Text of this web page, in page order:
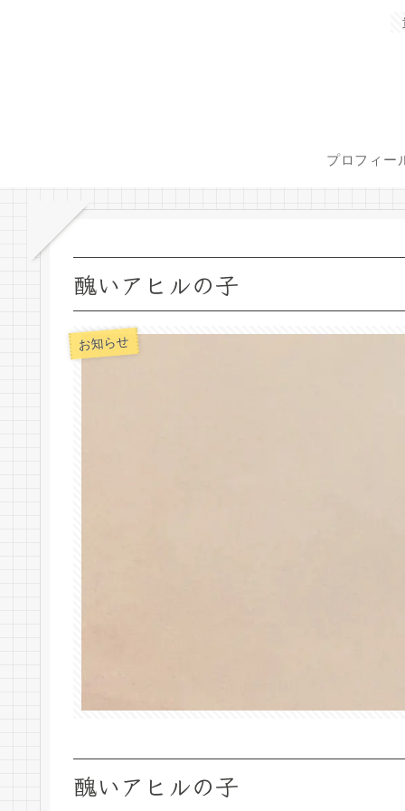
プロフィー
醜いアヒルの子
お知らせ
醜いアヒルの子